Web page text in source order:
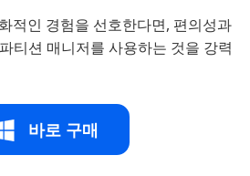
적인 경험을 선호한다면, 편의성과
티션 매니저를 사용하는 것을 강력
바로 구매